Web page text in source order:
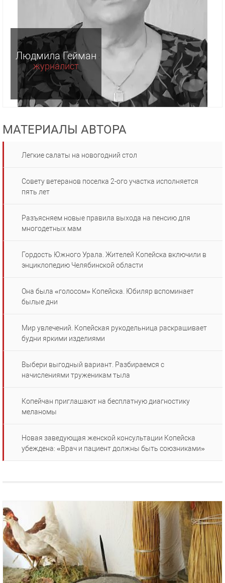
Людмила Гейман
журналист
МАТЕРИАЛЫ АВТОРА
Легкие салаты на новогодний стол
Совету ветеранов поселка 2-ого участка исполняется
пять лет
Разъясняем новые правила выхода на пенсию для
многодетных мам
Гордость Южного Урала. Жителей Копейска включили в
энциклопедию Челябинской области
Она была «голосом» Копейска. Юбиляр вспоминает
былые дни
Мир увлечений. Копейская рукодельница раскрашивает
будни яркими изделиями
Выбери выгодный вариант. Разбираемся с
начислениями труженикам тыла
Копейчан приглашают на бесплатную диагностику
меланомы
Новая заведующая женской консультации Копейска
убеждена: «Врач и пациент должны быть союзниками»